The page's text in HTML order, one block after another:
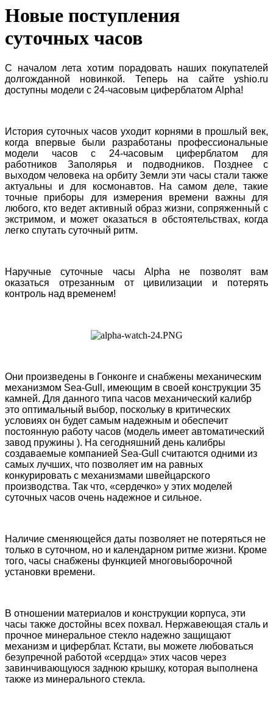
Новые поступления
суточных часов
С началом лета хотим порадовать наших покупателей
долгожданной новинкой. Теперь на сайте yshio.ru
доступны модели с 24-часовым циферблатом Alpha!
История суточных часов уходит корнями в прошлый век,
когда впервые были разработаны профессиональные
модели часов с 24-часовым циферблатом для
работников Заполярья и подводников. Позднее с
выходом человека на орбиту Земли эти часы стали также
актуальны и для космонавтов. На самом деле, такие
точные приборы для измерения времени важны для
любого, кто ведет активный образ жизни, сопряженный с
экстримом, и может оказаться в обстоятельствах, когда
легко спутать суточный ритм.
Наручные суточные часы Alpha не позволят вам
оказаться отрезанным от цивилизации и потерять
контроль над временем!
Они произведены в Гонконге и снабжены механическим
механизмом Sea-Gull, имеющим в своей конструкции 35
камней. Для данного типа часов механический калибр
это оптимальный выбор, поскольку в критических
условиях он будет самым надежным и обеспечит
постоянную работу часов (модель имеет автоматический
завод пружины ). На сегодняшний день калибры
создаваемые компанией Sea-Gull считаются одними из
самых лучших, что позволяет им на равных
конкурировать с механизмами швейцарского
производства. Так что, «сердечко» у этих моделей
суточных часов очень надежное и сильное.
Наличие сменяющейся даты позволяет не потеряться не
только в суточном, но и календарном ритме жизни. Кроме
того, часы снабжены функцией многовыборочной
установки времени.
В отношении материалов и конструкции корпуса, эти
часы также достойны всех похвал. Нержавеющая сталь и
прочное минеральное стекло надежно защищают
механизм и циферблат. Кстати, вы можете любоваться
безупречной работой «сердца» этих часов через
завинчивающуюся заднюю крышку, которая выполнена
также из минерального стекла.